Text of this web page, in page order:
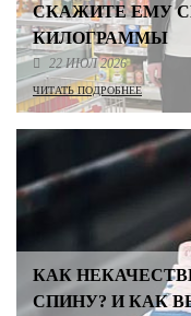
СКАЖИТЕ ЕМУ
КИЛОГРАММЫ
22 ИЮЛ 2026
ЧИТАТЬ ПОДРОБНЕЕ
КАК
СПИНУ? И КАК